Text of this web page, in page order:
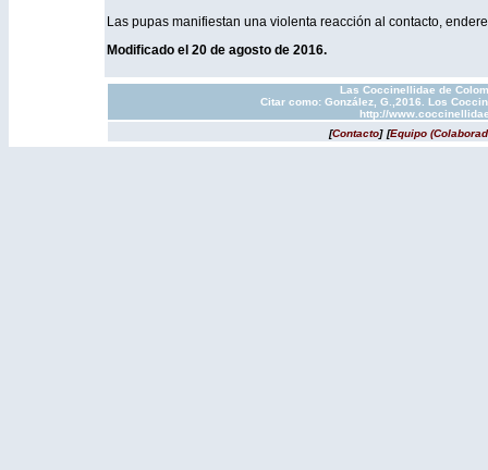
Las pupas manifiestan una violenta reacción al contacto,
Modificado el 20 de agosto de 2016.
Las Coccinellidae de
Citar como: González, G.,2016. Los
http://
[Contacto] [Equipo